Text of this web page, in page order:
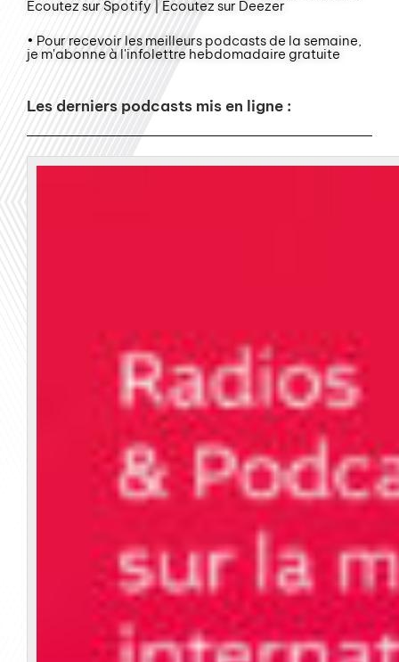
Écoutez sur Spotify | Écoutez sur Deezer
• Pour recevoir les meilleurs podcasts de la semaine,
je m'abonne à l'infolettre hebdomadaire gratuite
Les derniers podcasts mis en ligne :